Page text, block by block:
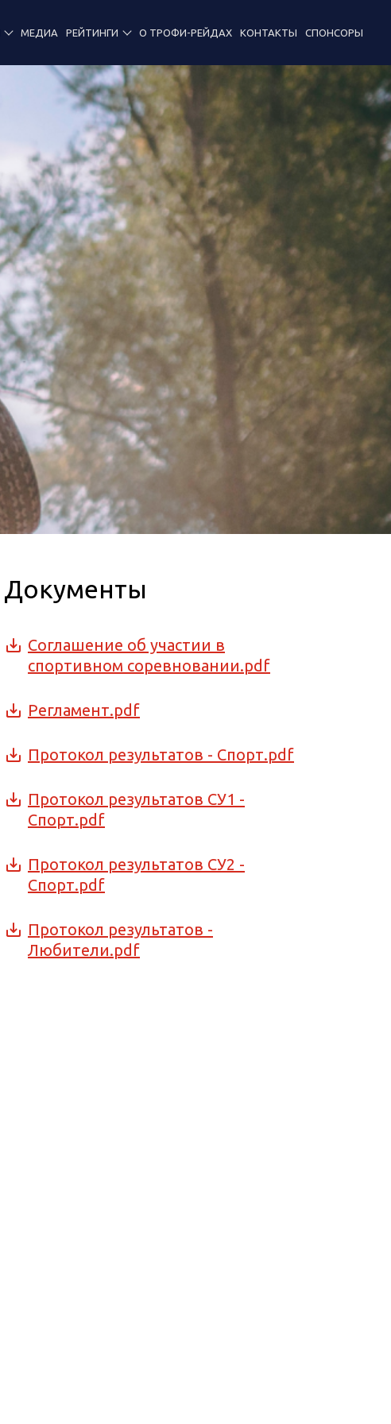
МЕДИА РЕЙТИНГИ О ТРОФИ-РЕЙДАХ КОНТАКТЫ СПОНСОРЫ
Документы
Соглашение об участии в
спортивном соревновании.pdf
Регламент.pdf
Протокол результатов - Спорт.pdf
Протокол результатов СУ1 -
Спорт.pdf
Протокол результатов СУ2 -
Спорт.pdf
Протокол результатов -
Любители.pdf